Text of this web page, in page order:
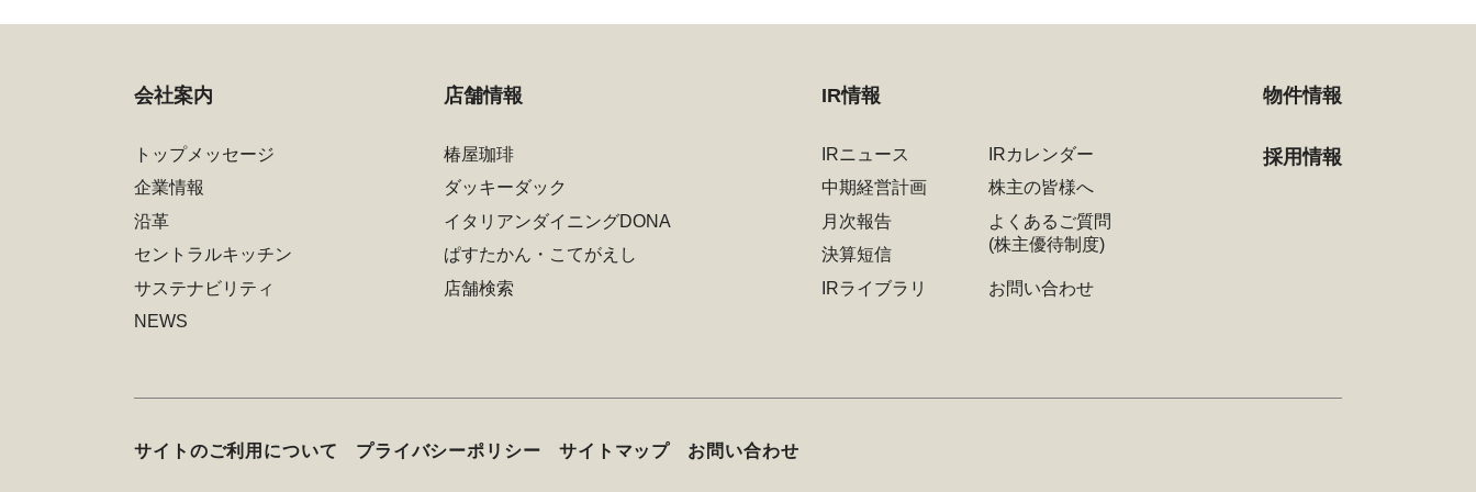
会社案内
トップメッセージ
企業情報
沿革
セントラルキッチン
サステナビリティ
NEWS
店舗情報
椿屋珈琲
ダッキーダック
イタリアンダイニングDONA
ぱすたかん・こてがえし
店舗検索
IR情報
IRニュース
IRカレンダー
中期経営計画
株主の皆様へ
月次報告
決算短信
よくあるご質問
(株主優待制度)
IRライブラリ お問い合わせ
物件情報
採用情報
サイトのご利用について プライバシーポリシー サイトマップ お問い合わせ